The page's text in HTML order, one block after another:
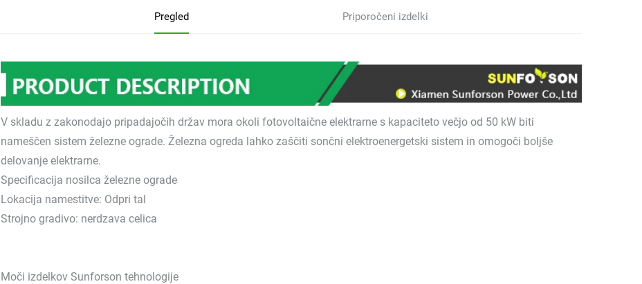
Pregled Priporočeni izdelki
V skladu z zakonodajo pripadajočih držav mora okoli fotovoltaične elektrarne s kapaciteto večjo od 50 kW biti
nameščen sistem železne ograde. Železna ogreda lahko zaščiti sončni elektroenergetski sistem in omogoči boljše
delovanje elektrarne.
Specificacija nosilca železne ograde
Lokacija namestitve: Odpri tal
Strojno gradivo: nerdzava celica
Moči izdelkov Sunforson tehnologije